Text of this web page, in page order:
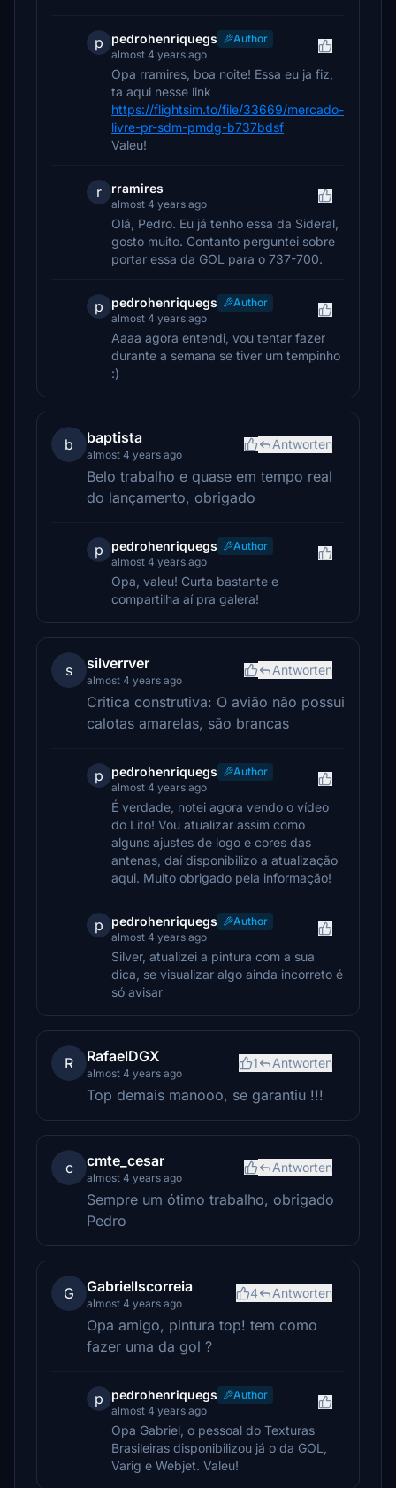
p pedrohenriquegs
Author
almost 4 years ago
Opa rramires, boa noite! Essa eu ja fiz,
ta aqui nesse link
https://flightsim.to/file/33669/mercado-
livre-pr-sdm-pmdg-b737bdsf
Valeu!
r rramires
almost 4 years ago
Olá, Pedro. Eu já tenho essa da Sideral,
gosto muito. Contanto perguntei sobre
portar essa da GOL para o 737-700.
p pedrohenriquegs
Author
almost 4 years ago
Aaaa agora entendi, vou tentar fazer
durante a semana se tiver um tempinho
:)
b baptista
almost 4 years ago
Antworten
Belo trabalho e quase em tempo real
do lançamento, obrigado
p pedrohenriquegs
Author
almost 4 years ago
Opa, valeu! Curta bastante e
compartilha aí pra galera!
s silverrver
almost 4 years ago
Antworten
Critica construtiva: O avião não possui
calotas amarelas, são brancas
p pedrohenriquegs
Author
almost 4 years ago
É verdade, notei agora vendo o vídeo
do Lito! Vou atualizar assim como
alguns ajustes de logo e cores das
antenas, daí disponibilizo a atualização
aqui. Muito obrigado pela informação!
p pedrohenriquegs
Author
almost 4 years ago
Silver, atualizei a pintura com a sua
dica, se visualizar algo ainda incorreto é
só avisar
R RafaelDGX
almost 4 years ago
1 Antworten
Top demais manooo, se garantiu !!!
c cmte_cesar
almost 4 years ago
Antworten
Sempre um ótimo trabalho, obrigado
Pedro
G Gabriellscorreia
almost 4 years ago
4 Antworten
Opa amigo, pintura top! tem como
fazer uma da gol ?
p pedrohenriquegs
Author
almost 4 years ago
Opa Gabriel, o pessoal do Texturas
Brasileiras disponibilizou já o da GOL,
Varig e Webjet. Valeu!